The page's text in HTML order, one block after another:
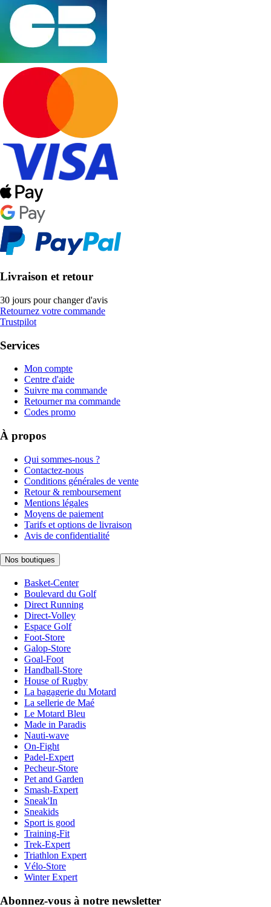
Livraison et retour
30 jours pour changer d'avis
Retournez votre commande
Trustpilot
Services
Mon compte
Centre d'aide
Suivre ma commande
Retourner ma commande
Codes promo
À propos
Qui sommes-nous ?
Contactez-nous
Conditions générales de vente
Retour & remboursement
Mentions légales
Moyens de paiement
Tarifs et options de livraison
Avis de confidentialité
Nos boutiques
Basket-Center
Boulevard du Golf
Direct Running
Direct-Volley
Espace Golf
Foot-Store
Galop-Store
Goal-Foot
Handball-Store
House of Rugby
La bagagerie du Motard
La sellerie de Maé
Le Motard Bleu
Made in Paradis
Nauti-wave
On-Fight
Padel-Expert
Pecheur-Store
Pet and Garden
Smash-Expert
Sneak'In
Sneakids
Sport is good
Training-Fit
Trek-Expert
Triathlon Expert
Vélo-Store
Winter Expert
Abonnez-vous à notre newsletter